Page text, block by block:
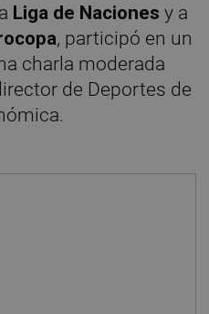
Liga de Naciones y a
, participó en un
charla moderada
de Deportes de